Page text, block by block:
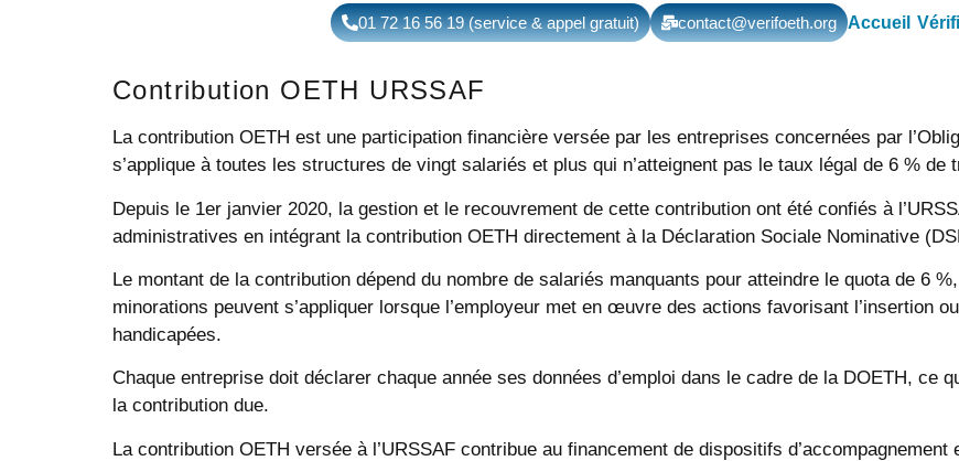
01 72 16 56 19 (service & appel gratuit) contact@verifoeth.org Accueil
Contribution OETH URSSAF
La contribution OETH est une participation financière versée par les entreprises concernées par
s’applique à toutes les structures de vingt salariés et plus qui n’atteignent pas le taux légal de 6 %
Depuis le 1er janvier 2020, la gestion et le recouvrement de cette contribution ont été confiés à
administratives en intégrant la contribution OETH directement à la Déclaration Sociale Nominative
Le montant de la contribution dépend du nombre de salariés manquants pour atteindre le quota de 6
minorations peuvent s’appliquer lorsque l’employeur met en œuvre des actions favorisant l’insertion
handicapées.
Chaque entreprise doit déclarer chaque année ses données d’emploi dans le cadre de la DOETH, ce
la contribution due.
La contribution OETH versée à l’URSSAF contribue au financement de dispositifs